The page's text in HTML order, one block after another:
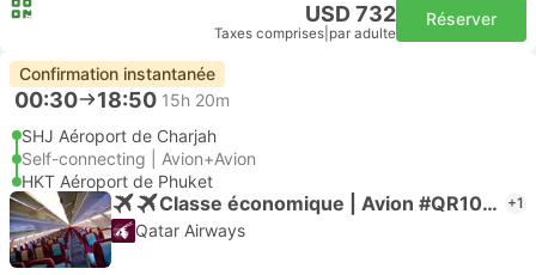
USD 732
Taxes comprises par adulte
Réserver
Confirmation instantanée
00:30 18:50 15h 20m
SHJ Aéroport de Charjah
Self-connecting | Avion+Avion
HKT Aéroport de Phuket
Classe économique | Avion #QR1059 +1
Qatar Airways